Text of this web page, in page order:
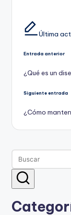
Última
de
Entrada anterior
¿Qué es un
Siguiente entrada
¿Cómo